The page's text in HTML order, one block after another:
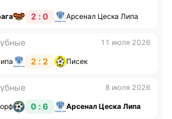
с «Викторией Пльзень II»
II» (1:1), а также уступила
и «Богемианс 1905 II» (1:2).
последнее время забивает
2 : 0 Арсенал Цеска Липа
11 июля 2026
2 : 2 Писек
8 июля 2026
0 : 6 Арсенал Цеска Липа